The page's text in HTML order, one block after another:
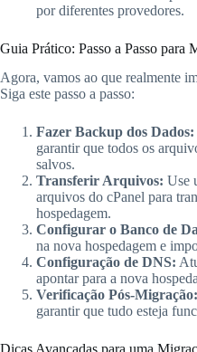
por diferentes provedores.
Guia Prático: Passo a Passo para
Agora, vamos ao que realmente
Siga este passo a passo:
Fazer Backup dos Dados:
garantir que todos os
salvos.
Transferir Arquivos: Use
arquivos do cPanel para
hospedagem.
Configurar o Banco de
na nova hospedagem e
Configuração de DNS:
apontar para a nova
Verificação Pós-Migração:
garantir que tudo esteja